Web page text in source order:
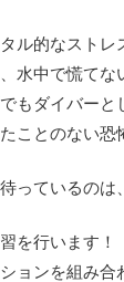
ル的なストレ
水中で慌てな
もダイバーと
ことのない
っているの
を行います！
ョンを組み合